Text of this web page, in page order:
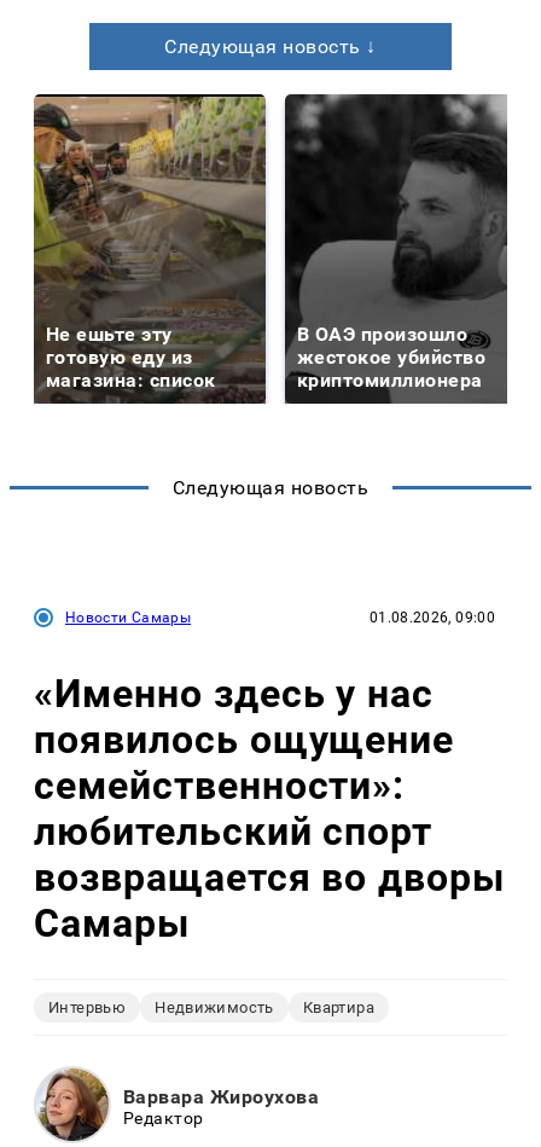
Следующая новость ↓
Не ешьте эту
готовую еду из
магазина: список
В ОАЭ произошло
жестокое убийство
криптомиллионера
Следующая новость
Новости Самары 01.08.2026, 09:00
«Именно здесь у нас
появилось ощущение
семейственности»:
любительский спорт
возвращается во дворы
Самары
Интервью Недвижимость Квартира
Варвара Жироухова
Редактор